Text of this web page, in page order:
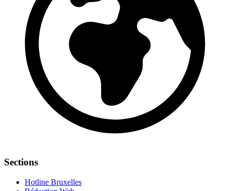
Sections
Hotline Bruxelles